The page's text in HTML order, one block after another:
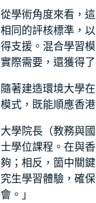
從學術角度來看，
相同的評核標準，
得支援。混合學習
實際需要，還獲得
隨著建造環境大學
模式，既能順應香
大學院長（教務與
士學位課程。在與
夠；相反，箇中關
究生學習體驗，確
會。」